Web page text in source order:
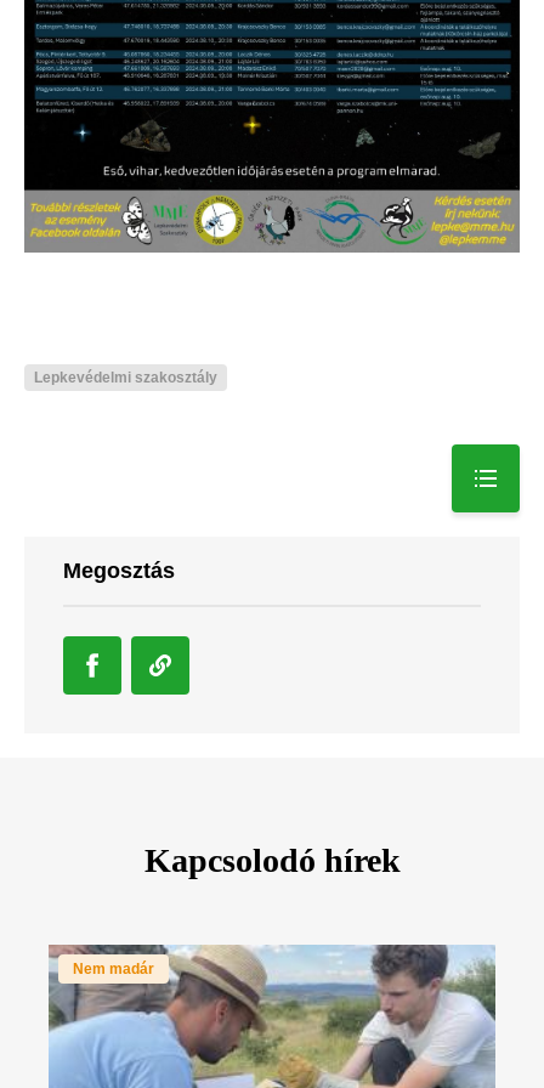
Lepkevédelmi szakosztály
Megosztás
Kapcsolodó hírek
Nem madár